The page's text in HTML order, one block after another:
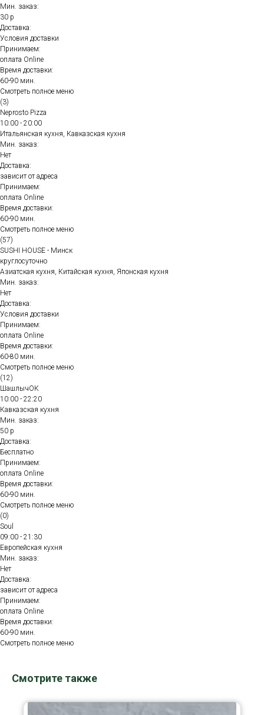
Мин. заказ:
30 р
Доставка:
Условия доставки
Принимаем:
оплата Online
Время доставки:
60-90 мин.
Смотреть полное меню
(3)
Neprosto Pizza
10:00 - 20:00
Итальянская кухня, Кавказская кухня
Мин. заказ:
Нет
Доставка:
зависит от адреса
Принимаем:
оплата Online
Время доставки:
60-90 мин.
Смотреть полное меню
(57)
SUSHI HOUSE - Минск
круглосуточно
Азиатская кухня, Китайская кухня, Японская кухня
Мин. заказ:
Нет
Доставка:
Условия доставки
Принимаем:
оплата Online
Время доставки:
60-80 мин.
Смотреть полное меню
(12)
ШашлычОК
10:00 - 22:20
Кавказская кухня
Мин. заказ:
50 р
Доставка:
Бесплатно
Принимаем:
оплата Online
Время доставки:
60-90 мин.
Смотреть полное меню
(0)
Soul
09:00 - 21:30
Европейская кухня
Мин. заказ:
Нет
Доставка:
зависит от адреса
Принимаем:
оплата Online
Время доставки:
60-90 мин.
Смотреть полное меню
Смотрите также